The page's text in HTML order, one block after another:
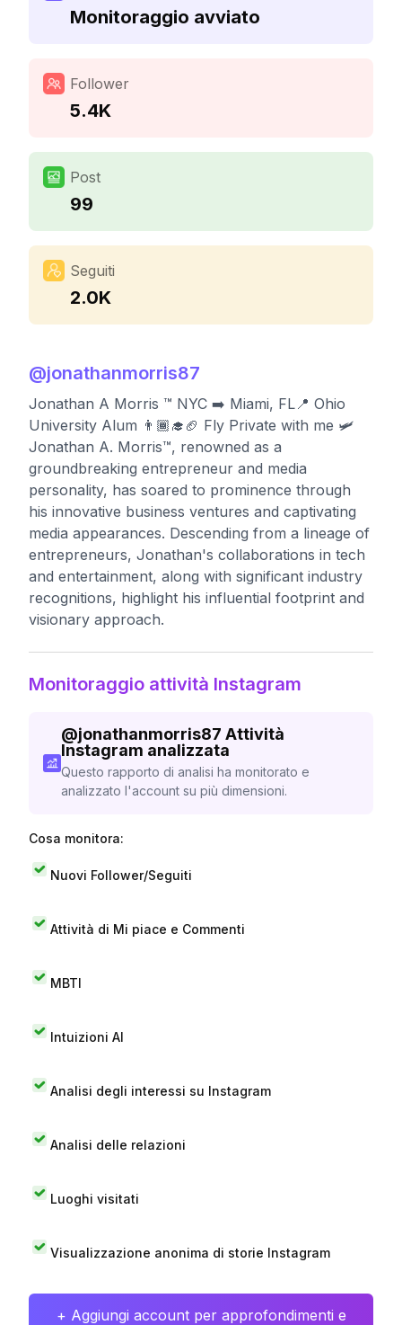
Monitoraggio avviato
Follower
5.4K
Post
99
Seguiti
2.0K
@jonathanmorris87
Jonathan A Morris ™️ NYC ➡️ Miami, FL📍 Ohio
University Alum 👨🏾‍🎓🏈 Fly Private with me 🛩️
Jonathan A. Morris™️, renowned as a
groundbreaking entrepreneur and media
personality, has soared to prominence through
his innovative business ventures and captivating
media appearances. Descending from a lineage of
entrepreneurs, Jonathan's collaborations in tech
and entertainment, along with significant industry
recognitions, highlight his influential footprint and
visionary approach.
Monitoraggio attività Instagram
@jonathanmorris87 Attività
Instagram analizzata
Questo rapporto di analisi ha monitorato e
analizzato l'account su più dimensioni.
Cosa monitora:
Nuovi Follower/Seguiti
Attività di Mi piace e Commenti
MBTI
Intuizioni AI
Analisi degli interessi su Instagram
Analisi delle relazioni
Luoghi visitati
Visualizzazione anonima di storie Instagram
+ Aggiungi account per approfondimenti e